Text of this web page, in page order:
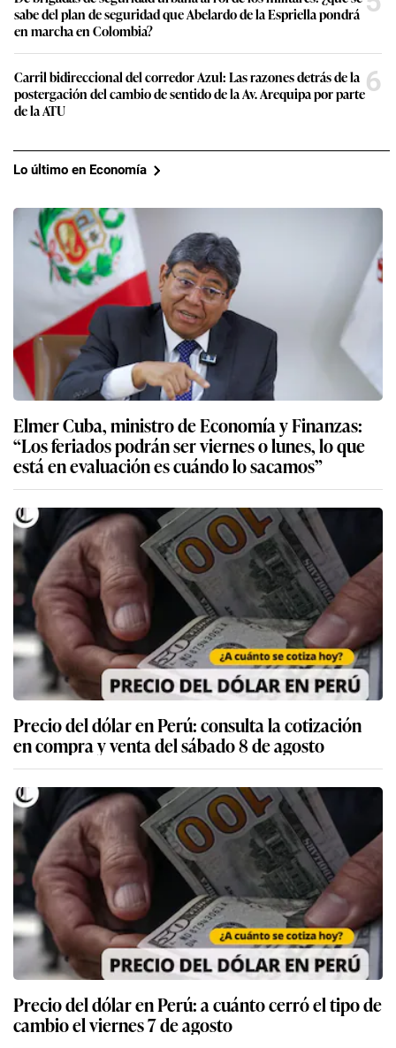
sabe del plan de seguridad que Abelardo de la Espriella pondrá
en marcha en Colombia?
Carril bidireccional del corredor Azul: Las razones detrás de la
postergación del cambio de sentido de la Av. Arequipa por parte
de la ATU
6
Lo último en Economía
Elmer Cuba, ministro de Economía y Finanzas:
“Los feriados podrán ser viernes o lunes, lo que
está en evaluación es cuándo lo sacamos”
Precio del dólar en Perú: consulta la cotización
en compra y venta del sábado 8 de agosto
Precio del dólar en Perú: a cuánto cerró el tipo de
cambio el viernes 7 de agosto